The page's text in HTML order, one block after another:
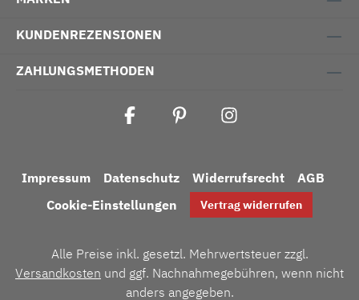
KUNDENREZENSIONEN
ZAHLUNGSMETHODEN
Impressum Datenschutz Widerrufsrecht
AGB
Cookie-Einstellungen
Vertrag widerrufen
Alle Preise inkl. gesetzl. Mehrwertsteuer zzgl.
Versandkosten und ggf. Nachnahmegebühren, wenn nicht
anders angegeben.